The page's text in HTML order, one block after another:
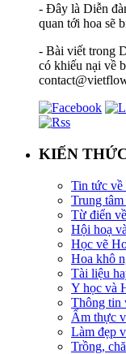
- Đây là Diễn
quan tới hoa sẽ
- Bài viết trong
có khiếu nại về
KIẾN
Tin tức về
Trung
Từ điển
Hội hoạ
Học vẽ
Hoa khô
Tài liệu
Y học và
Thông tin
Ẩm thực
Làm đẹp
Trồng,